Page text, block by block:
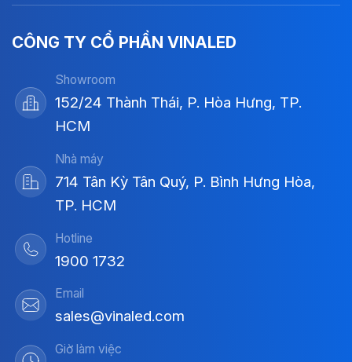
CÔNG TY CỔ PHẦN VINALED
Showroom
152/24 Thành Thái, P. Hòa Hưng, TP.
HCM
Nhà máy
714 Tân Kỳ Tân Quý, P. Bình Hưng Hòa,
TP. HCM
Hotline
1900 1732
Email
sales@vinaled.com
Giờ làm việc